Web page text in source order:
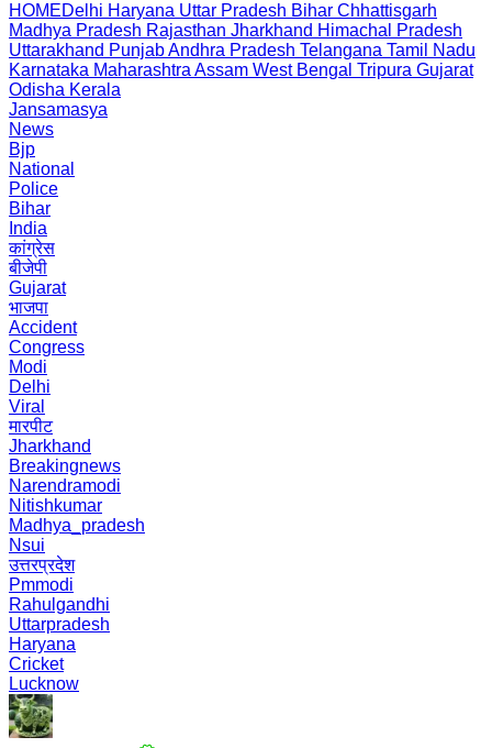
HOMEDelhi Haryana Uttar Pradesh Bihar Chhattisgarh
Madhya Pradesh Rajasthan Jharkhand Himachal Pradesh
Uttarakhand PunjabAndhra Pradesh Telangana Tamil Nadu
Karnataka Maharashtra Assam West Bengal Tripura Gujarat
Odisha Kerala
Jansamasya
News
Bjp
National
Police
Bihar
India
कांग्रेस
बीजेपी
Gujarat
भाजपा
Accident
Congress
Modi
Delhi
Viral
मारपीट
Jharkhand
Breakingnews
Narendramodi
Nitishkumar
Madhya_pradesh
Nsui
उत्तरप्रदेश
Pmmodi
Rahulgandhi
Uttarpradesh
Haryana
Cricket
Lucknow